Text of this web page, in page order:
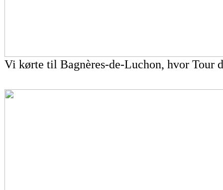
Vi kørte til Bagnères-de-Luchon, hvor Tour